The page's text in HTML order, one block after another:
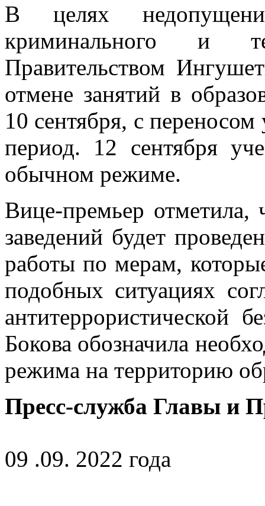
В целях
криминального и
Правительством
отмене занятий в
10 сентября, с
период. 12 сентября
обычном режиме.
Вице-премьер отметила,
заведений будет
работы по мерам,
подобных ситуациях
антитеррористической
Бокова обозначила
режима на территорию
Пресс-служба Главы и
09 .09. 2022 года